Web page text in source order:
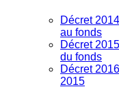
Décret
au fonds
Décret
du fonds
Décret
2015